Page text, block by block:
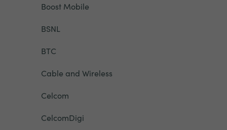
Boost Mobile
BSNL
BTC
Cable and Wireless
Celcom
CelcomDigi